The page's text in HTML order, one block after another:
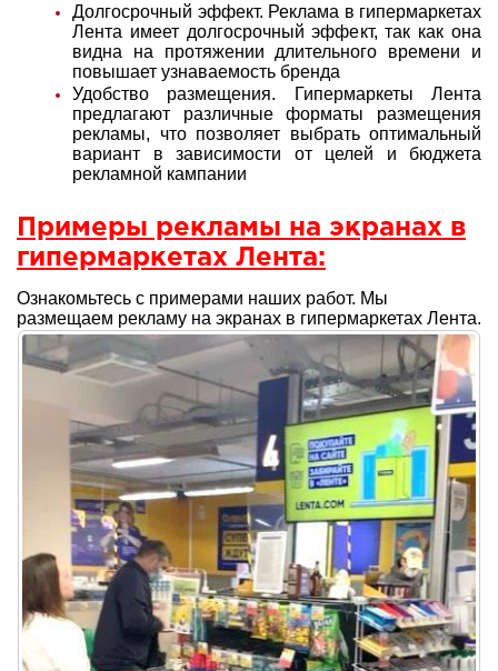
Долгосрочный эффект. Реклама в гипермаркетах
Лента имеет долгосрочный эффект, так как она
видна на протяжении длительного времени и
повышает узнаваемость бренда
Удобство размещения. Гипермаркеты Лента
предлагают различные форматы размещения
рекламы, что позволяет выбрать оптимальный
вариант в зависимости от целей и бюджета
рекламной кампании
Примеры рекламы на экранах в
гипермаркетах Лента:
Ознакомьтесь с примерами наших работ. Мы
размещаем рекламу на экранах в гипермаркетах Лента.